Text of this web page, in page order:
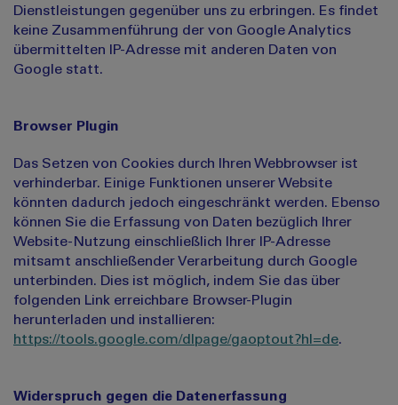
Dienstleistungen gegenüber uns zu erbringen. Es findet
keine Zusammenführung der von Google Analytics
übermittelten IP-Adresse mit anderen Daten von
Google statt.
Browser Plugin
Das Setzen von Cookies durch Ihren Webbrowser ist
verhinderbar. Einige Funktionen unserer Website
könnten dadurch jedoch eingeschränkt werden. Ebenso
können Sie die Erfassung von Daten bezüglich Ihrer
Website-Nutzung einschließlich Ihrer IP-Adresse
mitsamt anschließender Verarbeitung durch Google
unterbinden. Dies ist möglich, indem Sie das über
folgenden Link erreichbare Browser-Plugin
herunterladen und installieren:
https://tools.google.com/dlpage/gaoptout?hl=de.
Widerspruch gegen die Datenerfassung